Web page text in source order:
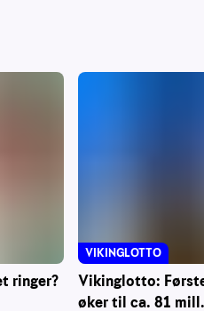
ringer?
Vikinglotto:
øker til ca. 81 mill.
VIKINGLOTTO